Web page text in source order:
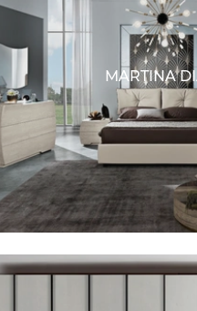
MARTINA